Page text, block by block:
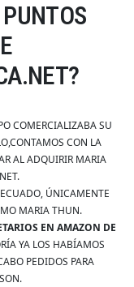
COMERCIALIZABA SU
CON LA
AL ADQUIRIR MARIA
ÚNICAMENTE
MARIA THUN.
EN AMAZON DE
YA LOS HABÍAMOS
PEDIDOS PARA